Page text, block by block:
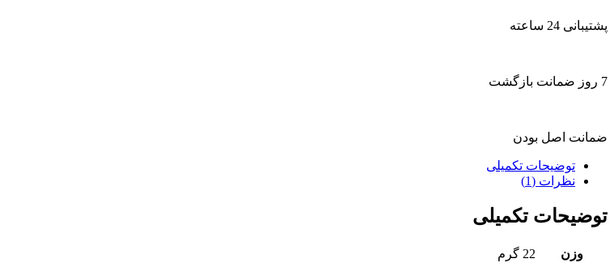
پشتیبانی 24 ساعته
7 روز ضمانت بازگشت
ضمانت اصل بودن
توضیحات تکمیلی
نظرات (1)
توضیحات تکمیلی
وزن 22 گرم